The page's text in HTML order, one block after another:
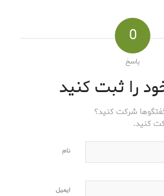
0
پاسخ
را ثبت کنید
شرکت کنید؟
کنید.
نام
ایمیل